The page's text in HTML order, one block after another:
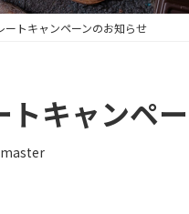
トキャンペーンのお知らせ
キャンペ